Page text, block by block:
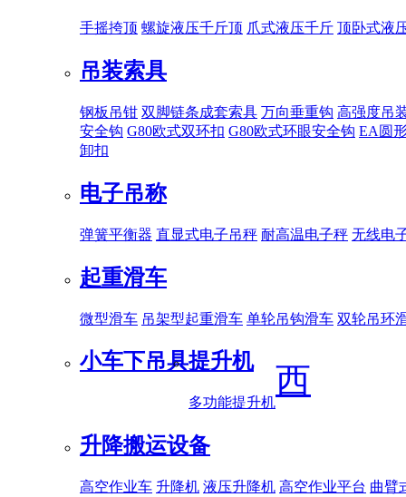
手摇挎顶 螺旋液压千斤顶 爪式液压千斤 顶卧式液
吊装索具
钢板吊钳 双脚链条成套索具 万向垂重钩 高强度吊
安全钩 G80欧式双环扣 G80欧式环眼安全钩 EA圆
卸扣
电子吊称
弹簧平衡器 直显式电子吊秤 耐高温电子秤 无线电
起重滑车
微型滑车 吊架型起重滑车 单轮吊钩滑车 双轮吊环
小车下吊具提升机
多功能提升机
升降搬运设备
高空作业车 升降机 液压升降机 高空作业平台 曲臂
西